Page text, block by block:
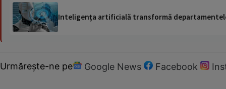
Inteligența artificială transformă
Urmărește-ne pe Google News Facebook